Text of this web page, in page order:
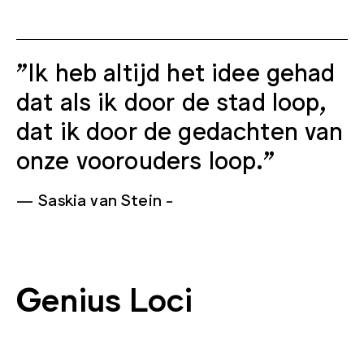
"Ik heb altijd het idee gehad
dat als ik door de stad loop,
dat ik door de gedachten van
onze voorouders loop."
Saskia van Stein
Genius Loci